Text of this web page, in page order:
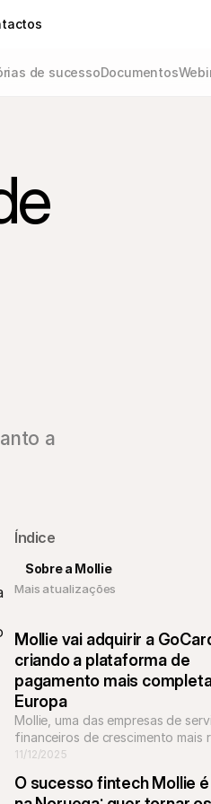
de sucessoDocumentos
a
Índice
Sobre a Mollie
Mais atualizações
Mollie vai adquirir a
criando a plataforma de
pagamento mais
Europa
Mollie, uma das empresas de
financeiros de crescimento mais
Europa, assinou um acordo para
GoCardless.
11/12/2025
O sucesso fintech Mollie